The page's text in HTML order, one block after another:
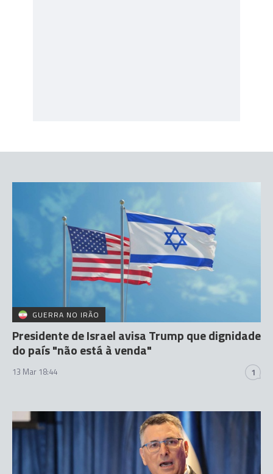
GUERRA NO IRÃO
Presidente de Israel avisa Trump que dignidade
do país "não está à venda"
13 Mar 18:44 1